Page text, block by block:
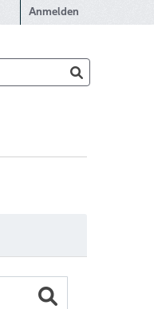
Anmelden